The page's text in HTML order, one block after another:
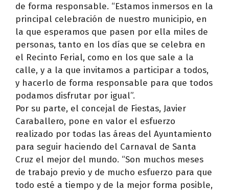
de forma responsable. “Estamos inmersos en la
principal celebración de nuestro municipio, en
la que esperamos que pasen por ella miles de
personas, tanto en los días que se celebra en
el Recinto Ferial, como en los que sale a la
calle, y a la que invitamos a participar a todos,
y hacerlo de forma responsable para que todos
podamos disfrutar por igual”.
Por su parte, el concejal de Fiestas, Javier
Caraballero, pone en valor el esfuerzo
realizado por todas las áreas del Ayuntamiento
para seguir haciendo del Carnaval de Santa
Cruz el mejor del mundo. “Son muchos meses
de trabajo previo y de mucho esfuerzo para que
todo esté a tiempo y de la mejor forma posible,